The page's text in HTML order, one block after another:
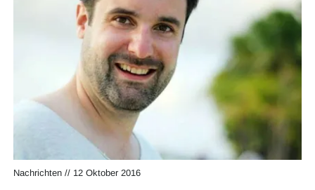
Nachrichten// 12 Oktober 2016